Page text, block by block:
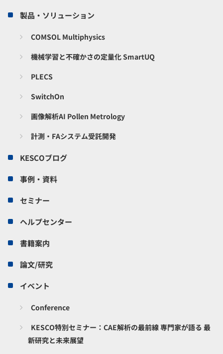
製品・ソリューション
COMSOL Multiphysics
機械学習と不確かさの定量化 SmartUQ
PLECS
SwitchOn
画像解析AI Pollen Metrology
計測・FAシステム受託開発
KESCOブログ
事例・資料
セミナー
ヘルプセンター
書籍案内
論文/研究
イベント
Conference
KESCO特別セミナー：CAE解析の最前線 専門家が語る 最
新研究と未来展望